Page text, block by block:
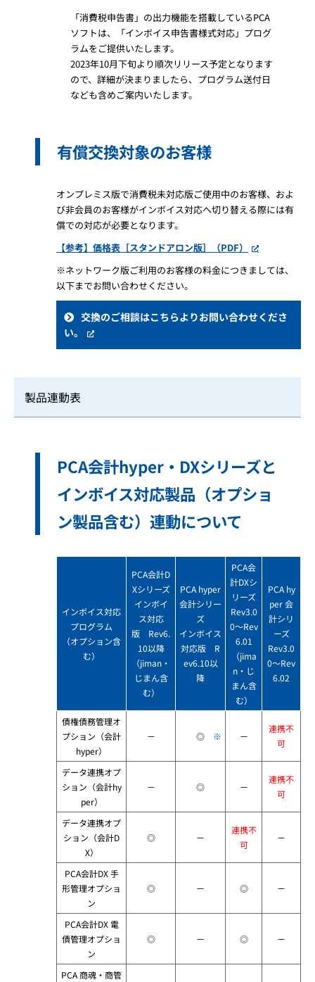
「消費税申告書」の出力機能を搭載しているPCA
ソフトは、「インボイス申告書様式対応」プログ
ラムをご提供いたします。
2023年10月下旬より順次リリース予定となります
ので、詳細が決まりましたら、プログラム送付日
なども含めご案内いたします。
有償交換対象のお客様
オンプレミス版で消費税未対応版ご使用中のお客様、およ
び非会員のお客様がインボイス対応へ切り替える際には有
償での対応が必要となります。
【参考】価格表［スタンドアロン版］（PDF）
※ネットワーク版ご利用のお客様の料金につきましては、
以下までお問い合わせください。
交換のご相談はこちらよりお問い合わせくださ
い。
製品連動表
PCA会計hyper・DXシリーズと
インボイス対応製品（オプショ
ン製品含む）連動について
インボイス対応
プログラム
（オプション含
む）
PCA会計D
Xシリーズ
インボイ
ス対応
版 Rev6.
10以降
（jiman・
じまん含
む）
PCA hyper
会計シリー
ズ
インボイス
対応版 R
ev6.10以
降
PCA会
計DXシ
リーズ
Rev3.0
0～Rev
6.01
（jima
n・じ
まん含
む）
PCA hy
per 会
計シリ
ーズ
Rev3.0
0～Rev
6.02
債権債務管理オ
プション（会計
hyper）
－ ◎ ※ －
連携不
可
データ連携オプ
ション（会計hy
per）
－ ◎ －
連携不
可
データ連携オプ
ション（会計D
X）
◎ －
連携不
可
－
PCA会計DX 手
形管理オプショ
ン
◎ － ◎ －
PCA会計DX 電
債管理オプショ
ン
◎ － ◎ －
PCA 商魂・商管